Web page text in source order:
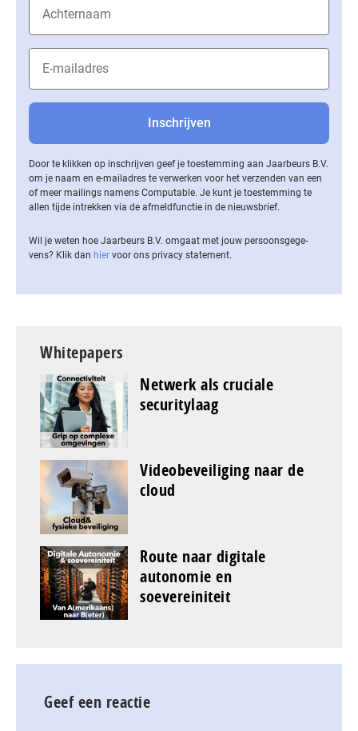
Door te klikken op inschrijven geef je toestemming aan Jaarbeurs B.V.
om je naam en e-mailadres te verwerken voor het verzenden van een
of meer mailings namens Computable. Je kunt je toestemming te
allen tijde intrekken via de af­meld­func­tie in de nieuwsbrief.
Wil je weten hoe Jaarbeurs B.V. omgaat met jouw per­soons­ge­ge­
vens? Klik dan hier voor ons privacy statement.
Whitepapers
Netwerk als cruciale
securitylaag
Videobeveiliging naar de
cloud
Route naar digitale
autonomie en
soevereiniteit
Geef een reactie